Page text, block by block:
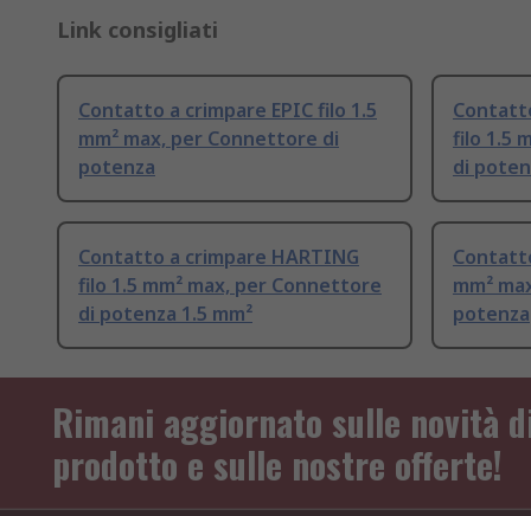
Link consigliati
Contatto a crimpare EPIC filo 1.5
mm² max, per Connettore di
potenza
filo 1.5
di
Contatto a crimpare HARTING
filo 1.5 mm² max, per Connettore
di potenza 1.5 mm²
mm²
potenza
Rimani aggiornato sulle novità
prodotto e sulle nostre offerte!